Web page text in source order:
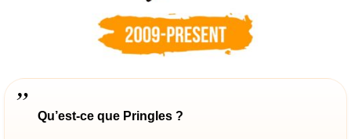
Qu’est-ce que Pringles ?